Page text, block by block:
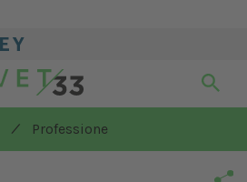
/ Professione